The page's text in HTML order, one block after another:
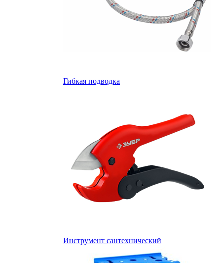
Гибкая подводка
Инструмент сантехнический